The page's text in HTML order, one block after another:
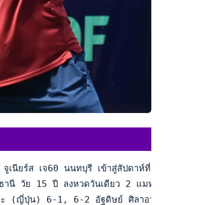
เนียร์ส เจ60 นนทบุรี เข้าสู่สัปดาห์ที่สอง ในรา
านี วัย 15 ปี ลงหวดวันเดียว 2 แมทช์ และคว้
(ญี่ปุ่น) 6-1, 6-2 อัฐดิษย์ ศิลาอาสน์ ชนะ